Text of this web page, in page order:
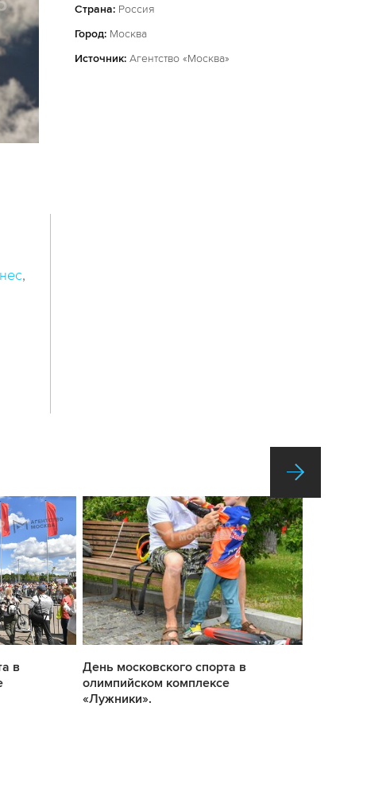
Страна: Россия
Город: Москва
Источник: Агентство «Москва»
в
День московского спорта в
олимпийском комплексе
«Лужники».